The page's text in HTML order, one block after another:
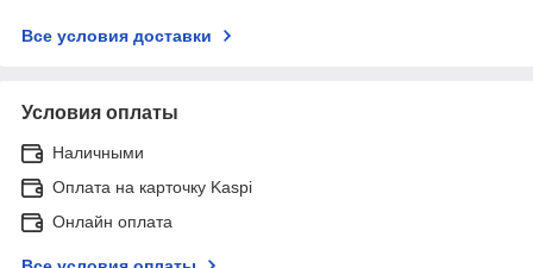
Все условия доставки
Условия оплаты
Наличными
Оплата на карточку Kaspi
Онлайн оплата